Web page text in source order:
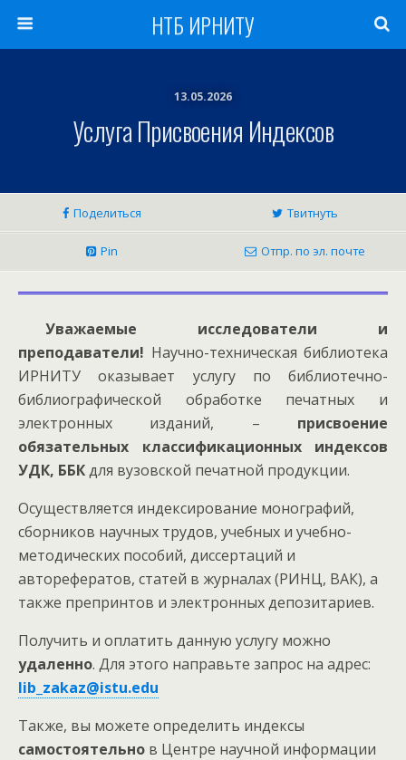
НТБ ИРНИТУ
13.05.2026
Услуга Присвоения Индексов
Поделиться Твитнуть
Pin Отпр. по эл. почте
Уважаемые исследователи и
преподаватели! Научно-техническая библиотека
ИРНИТУ оказывает услугу по библиотечно-
библиографической обработке печатных и
электронных изданий, – присвоение
обязательных классификационных индексов
УДК, ББКдля вузовской печатной продукции.
Осуществляется индексирование монографий,
сборников научных трудов, учебных и учебно-
методических пособий, диссертаций и
авторефератов, статей в журналах (РИНЦ, ВАК), а
также препринтов и электронных депозитариев.
Получить и оплатить данную услугу можно
удаленно. Для этого направьте запрос на адрес:
lib_zakaz@istu.edu
Также, вы можете определить индексы
самостоятельно в Центре научной информации